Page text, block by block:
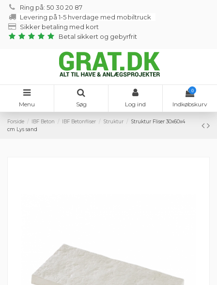
Ring på: 50 30 20 87
Levering på 1-5 hverdage med mobiltruck
Sikker betaling med kort
Betal sikkert og gebyrfrit
Menu Søg Log ind
0
Indkøbskurv
Forside IBF Beton IBF Betonfliser Struktur
Struktur Fliser 30x60x4
cm Lys sand